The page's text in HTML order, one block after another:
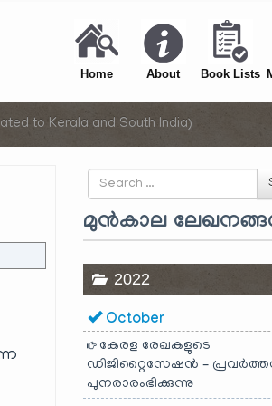
Home About Book Lists
to Kerala and South India)
Search
for
മുൻകാല
2022
October
കേരള രേഖകളുടെ
ഡിജിറ്റൈസേഷൻ –
പുനരാരംഭിക്കുന്നു